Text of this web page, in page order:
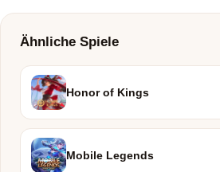
Ähnliche Spiele
Honor of Kings
Mobile Legends